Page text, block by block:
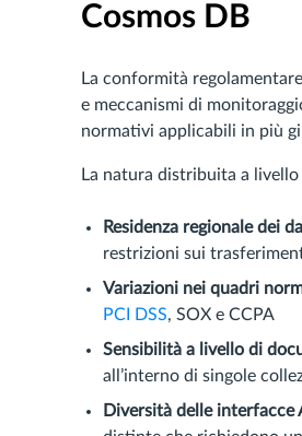
Cosmos DB
La conformità
e meccanismi di
normativi applicabili in più
La natura distribuita a
Residenza regionale dei
restrizioni sui
Variazioni nei quadri
PCI DSS, SOX e CCPA
Sensibilità a livello di
all’interno di singole
Diversità delle interfacce